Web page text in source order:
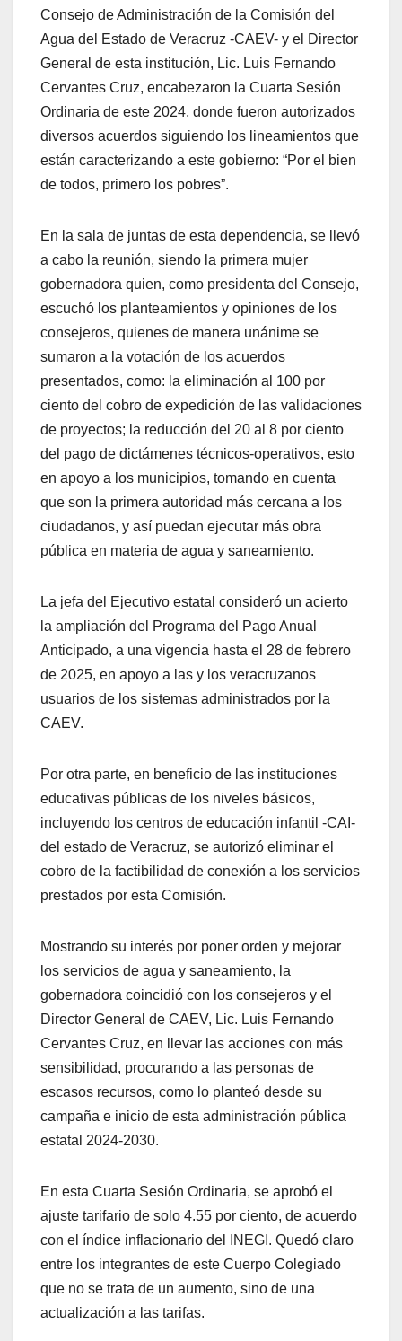
Consejo de Administración de la Comisión del
Agua del Estado de Veracruz -CAEV- y el Director
General de esta institución, Lic. Luis Fernando
Cervantes Cruz, encabezaron la Cuarta Sesión
Ordinaria de este 2024, donde fueron autorizados
diversos acuerdos siguiendo los lineamientos que
están caracterizando a este gobierno: “Por el bien
de todos, primero los pobres”.
En la sala de juntas de esta dependencia, se llevó
a cabo la reunión, siendo la primera mujer
gobernadora quien, como presidenta del Consejo,
escuchó los planteamientos y opiniones de los
consejeros, quienes de manera unánime se
sumaron a la votación de los acuerdos
presentados, como: la eliminación al 100 por
ciento del cobro de expedición de las validaciones
de proyectos; la reducción del 20 al 8 por ciento
del pago de dictámenes técnicos-operativos, esto
en apoyo a los municipios, tomando en cuenta
que son la primera autoridad más cercana a los
ciudadanos, y así puedan ejecutar más obra
pública en materia de agua y saneamiento.
La jefa del Ejecutivo estatal consideró un acierto
la ampliación del Programa del Pago Anual
Anticipado, a una vigencia hasta el 28 de febrero
de 2025, en apoyo a las y los veracruzanos
usuarios de los sistemas administrados por la
CAEV.
Por otra parte, en beneficio de las instituciones
educativas públicas de los niveles básicos,
incluyendo los centros de educación infantil -CAI-
del estado de Veracruz, se autorizó eliminar el
cobro de la factibilidad de conexión a los servicios
prestados por esta Comisión.
Mostrando su interés por poner orden y mejorar
los servicios de agua y saneamiento, la
gobernadora coincidió con los consejeros y el
Director General de CAEV, Lic. Luis Fernando
Cervantes Cruz, en llevar las acciones con más
sensibilidad, procurando a las personas de
escasos recursos, como lo planteó desde su
campaña e inicio de esta administración pública
estatal 2024-2030.
En esta Cuarta Sesión Ordinaria, se aprobó el
ajuste tarifario de solo 4.55 por ciento, de acuerdo
con el índice inflacionario del INEGI. Quedó claro
entre los integrantes de este Cuerpo Colegiado
que no se trata de un aumento, sino de una
actualización a las tarifas.